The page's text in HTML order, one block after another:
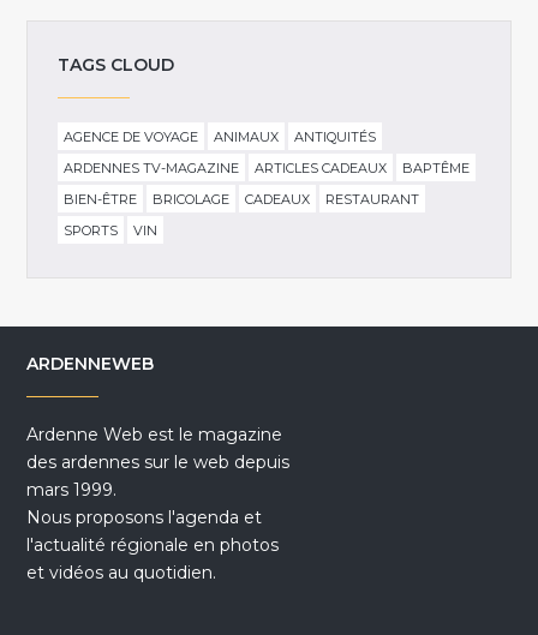
TAGS CLOUD
AGENCE DE VOYAGE ANIMAUX
ANTIQUITÉS
ARDENNES TV-MAGAZINE
ARTICLES CADEAUX
BAPTÊME
BIEN-ÊTRE
BRICOLAGE CADEAUX
RESTAURANT
SPORTS
VIN
ARDENNEWEB
Ardenne Web est le magazine
des ardennes sur le web depuis
mars 1999.
Nous proposons l'agenda et
l'actualité régionale en photos
et vidéos au quotidien.